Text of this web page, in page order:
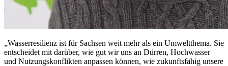
„Wasserresilienz ist für Sachsen weit mehr als ein Umweltthema. Sie
entscheidet mit darüber, wie gut wir uns an Dürren, Hochwasser
und Nutzungskonflikten anpassen können, wie zukunftsfähig unsere